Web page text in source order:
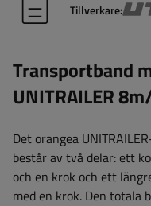
Tillverkare:
Transportband
UNITRAILER
Det orangea
består av två delar: ett
och en krok och ett
med en krok. Den totala